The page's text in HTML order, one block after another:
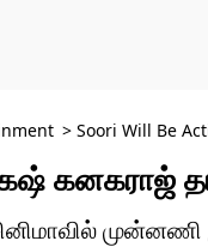
> Soori Will Be
கனகராஜ்